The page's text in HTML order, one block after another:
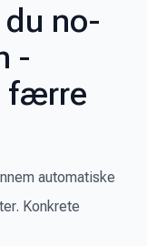
no-
-
færre
automatiske
Konkrete